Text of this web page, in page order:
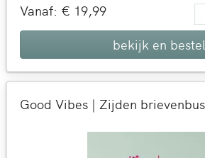
Vanaf: € 19,99
bekijk en bestel